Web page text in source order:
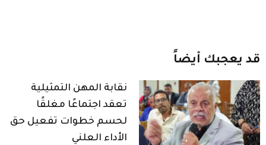
قد يعجبك أيضاً
نقابة المهن التمثيلية
تعقد اجتماعًا مغلقًا
لحسم خطوات تفعيل حق
الأداء العلني